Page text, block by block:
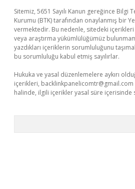
Sitemiz, 5651 Sayılı Kanun gereğince Bilgi
Kurumu (BTK) tarafından onaylanmış bir
vermektedir. Bu nedenle, sitedeki
veya araştırma yükümlülüğümüz
yazdıkları içeriklerin sorumluluğunu
bu sorumluluğu kabul etmiş sayılırlar.
Hukuka ve yasal düzenlemelere aykırı
içerikleri, backlinkpanelicomtr@gmail.com
halinde, ilgili içerikler yasal süre içerisinde